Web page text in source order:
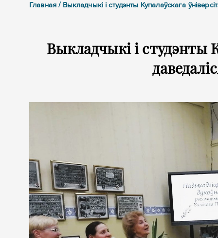
Главная / Выкладчыкі і студэнты Купалаўскага
Выкладчыкі і студэнты